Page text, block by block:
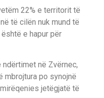
22% e territorit të
të cilën nuk mund të
e hapur për
në Zvërnec,
mbrojtura po synojnë
jetëgjatë të